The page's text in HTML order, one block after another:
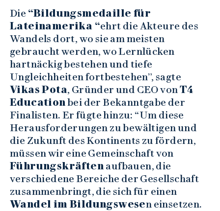
Die “Bildungsmedaille für
Lateinamerika “ehrt die Akteure des
Wandels dort, wo sie am meisten
gebraucht werden, wo Lernlücken
hartnäckig bestehen und tiefe
Ungleichheiten fortbestehen”, sagte
Vikas Pota, Gründer und CEO vonT4
Educationbei der Bekanntgabe der
Finalisten. Er fügte hinzu: “Um diese
Herausforderungen zu bewältigen und
die Zukunft des Kontinents zu fördern,
müssen wir eine Gemeinschaft von
Führungskräften aufbauen, die
verschiedene Bereiche der Gesellschaft
zusammenbringt, die sich für einen
Wandel im Bildungswesen einsetzen.